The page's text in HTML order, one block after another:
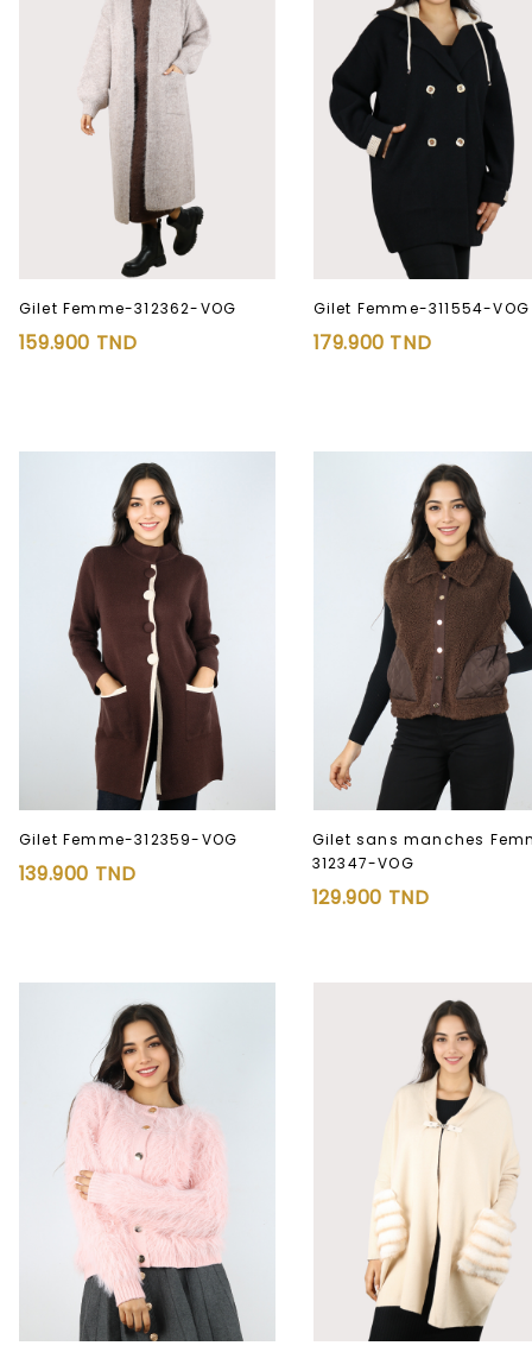
Gilet Femme-312362-VOG
159.900 TND
Gilet Femme-311554-VOG
179.900 TND
Gilet Femme-312359-VOG
139.900 TND
Gilet sans manches
312347-VOG
129.900 TND